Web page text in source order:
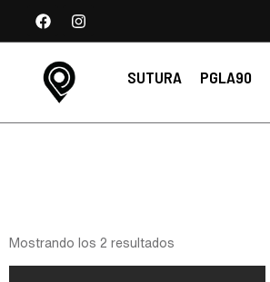
SUTURA PGLA90
Mostrando los 2 resultados